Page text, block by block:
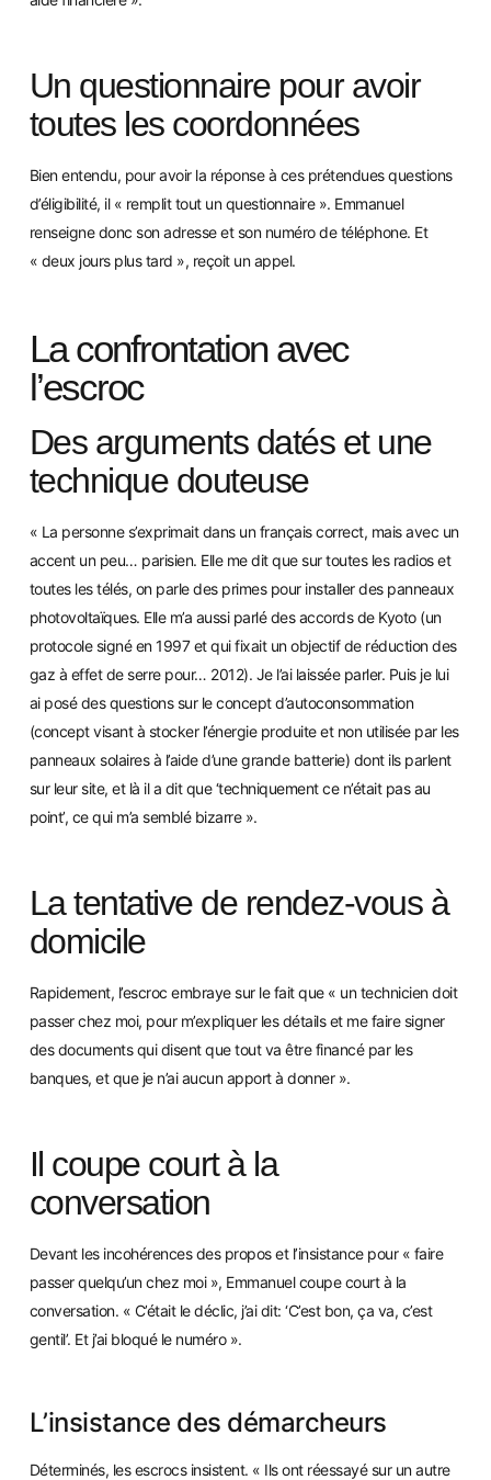
Un questionnaire pour avoir
toutes les coordonnées
Bien entendu, pour avoir la réponse à ces prétendues questions
d’éligibilité, il « remplit tout un questionnaire ». Emmanuel
renseigne donc son adresse et son numéro de téléphone. Et
« deux jours plus tard », reçoit un appel.
La confrontation avec
l’escroc
Des arguments datés et une
technique douteuse
« La personne s’exprimait dans un français correct, mais avec un
accent un peu… parisien. Elle me dit que sur toutes les radios et
toutes les télés, on parle des primes pour installer des panneaux
photovoltaïques. Elle m’a aussi parlé des accords de Kyoto (un
protocole signé en 1997 et qui fixait un objectif de réduction des
gaz à effet de serre pour… 2012). Je l’ai laissée parler. Puis je lui
ai posé des questions sur le concept d’autoconsommation
(concept visantà stocker l’énergie produite et non utilisée par les
panneaux solaires à l’aide d’une grande batterie) dont ils parlent
sur leur site, et là il a dit que ‘techniquement ce n’était pas au
point’, cequi m’a semblé bizarre ».
La tentative de rendez-vous à
domicile
Rapidement, l’escroc embraye sur le fait que « un technicien doit
passer chez moi, pour m’expliquer les détails et me faire signer
des documents qui disent que tout va être financé par les
banques, et que je n’ai aucun apport à donner ».
Il coupe court à la
conversation
Devant les incohérences des propos et l’insistance pour « faire
passer quelqu’un chez moi », Emmanuel coupe court à la
conversation. « C’était le déclic, j’ai dit: ‘C’est bon, ça va, c’est
gentil’. Et j’ai bloqué le numéro ».
L’insistance des démarcheurs
Déterminés, les escrocs insistent. « Ils ont réessayé sur unautre